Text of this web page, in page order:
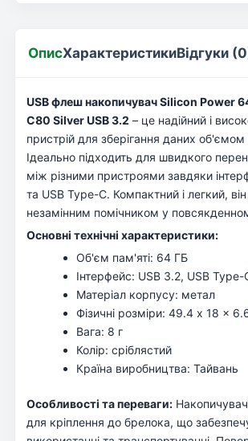
ОписХарактеристикиВідгуки
USB флеш накопичувач Silicon Power
C80 Silver USB 3.2 – це надійний і
пристрій для зберігання даних
Ідеально підходить для швидкого
між різними пристроями завдяки
та USB Type-C. Компактний і легкий,
незамінним помічником у
Основні технічні характеристики:
Об'єм пам'яті: 64 ГБ
Інтерфейс: USB 3.2, USB Type-
Матеріал корпусу: метал
Фізичні розміри: 49.4 x 18 x
Вага: 8 г
Колір: сріблястий
Країна виробництва: Тайвань
Особливості та переваги:
для кріплення до брелока, що